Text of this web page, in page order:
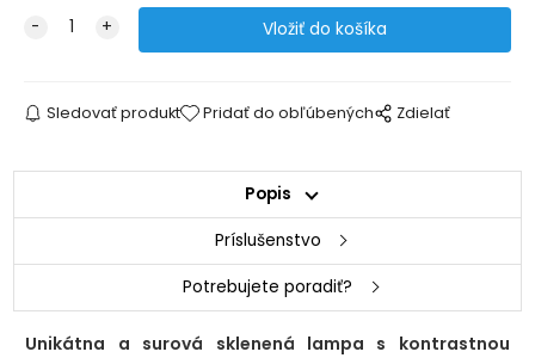
Sledovať produkt Pridať do obľúbených Zdielať
Popis
Príslušenstvo
Potrebujete poradiť?
Unikátna a surová sklenená lampa s kontrastnou